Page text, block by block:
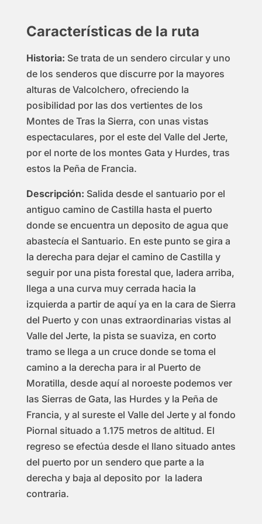
Características de la ruta
Historia: Se trata de un sendero circular y uno
de los senderos que discurre por la mayores
alturas de Valcolchero, ofreciendo la
posibilidad por las dos vertientes de los
Montes de Tras la Sierra, con unas vistas
espectaculares, por el este del Valle del Jerte,
por el norte de los montes Gata y Hurdes, tras
estos la Peña de Francia.
Descripción: Salida desde el santuario por el
antiguo camino de Castilla hasta el puerto
donde se encuentra un deposito de agua que
abastecía el Santuario. En este punto se gira a
la derecha para dejar el camino de Castilla y
seguir por una pista forestal que, ladera arriba,
llega a una curva muy cerrada hacia la
izquierda a partir de aquí ya en la cara de Sierra
del Puerto y con unas extraordinarias vistas al
Valle del Jerte, la pista se suaviza, en corto
tramo se llega a un cruce donde se toma el
camino a la derecha para ir al Puerto de
Moratilla, desde aquí al noroeste podemos ver
las Sierras de Gata, las Hurdes y la Peña de
Francia, y al sureste el Valle del Jerte y al fondo
Piornal situado a 1.175 metros de altitud. El
regreso se efectúa desde el llano situado antes
del puerto por un sendero que parte a la
derecha y baja al deposito por la ladera
contraria.